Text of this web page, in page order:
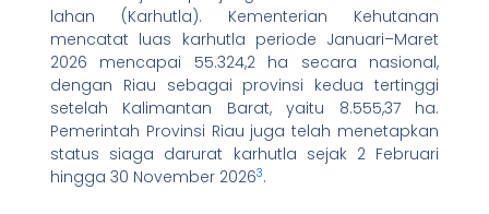
lahan (Karhutla). Kementerian Kehutanan
mencatat luas karhutla periode Januari–Maret
2026 mencapai 55.324,2 ha secara nasional,
dengan Riau sebagai provinsi kedua tertinggi
setelah Kalimantan Barat, yaitu 8.555,37 ha.
Pemerintah Provinsi Riau juga telah menetapkan
status siaga darurat karhutla sejak 2 Februari
hingga 30 November 20263.